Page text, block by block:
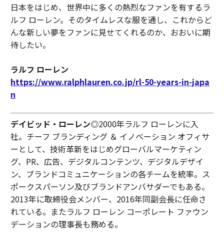
日本をはじめ、世界中に多くの熱烈なファンを有するラ
ルフ ローレン。そのタイムレスな服を通し、これからど
んな新しい夢をファンに見せてくれるのか、おおいに期
待したい。
ラルフ ローレン
https://www.ralphlauren.co.jp/rl-50-years-in-japa
n
デイビッド・ローレン◎2000年ラルフ ローレンに入
社。チーフ ブランディング ＆ イノベーション オフィサ
ーとして、技術革新をはじめグローバルマーケティン
グ、PR、広告、デジタルコンテンツ、デジタルデザイ
ン、ブランドコミュニケーションの各チームを統率。ス
ポークスパーソン及びブランドアンバサダーでもある。
2013年に取締役会メンバー、2016年同副会長に任命さ
れている。またラルフ ローレン コーポレート ファウン
デーションの理事長も務める。